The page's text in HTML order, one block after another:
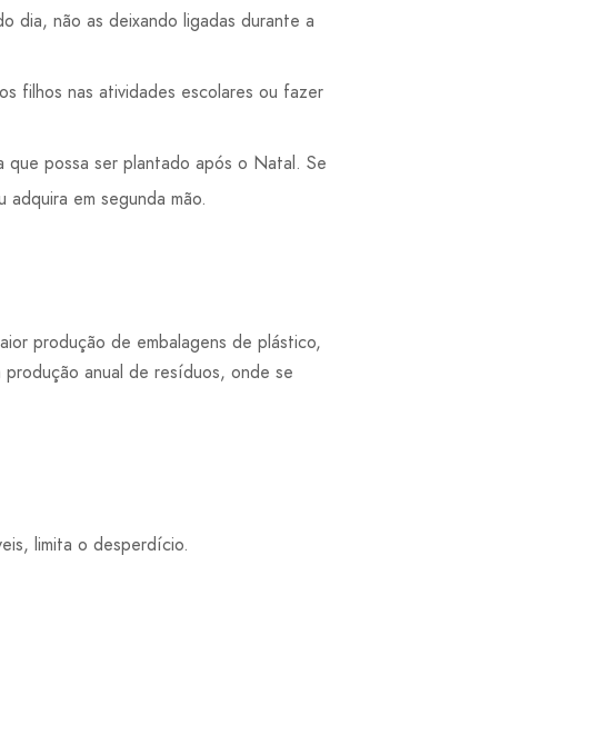
dia, não as deixando ligadas durante a
filhos nas atividades escolares ou fazer
que possa ser plantado após o Natal. Se
em segunda mão.
produção de embalagens de plástico,
anual de resíduos, onde se
limita o desperdício.